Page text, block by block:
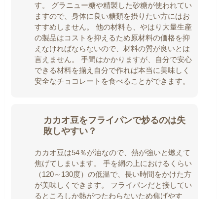
す。
グラニュー糖や精製した砂糖が使われてい
ますので、身体に良い糖類を摂りたい方にはお
すすめしません。
他の材料も、やはり大量生産
の製品はコストを抑えるため原材料の価格を抑
えなければならないので、材料の質が良いとは
言えません。
手間はかかりますが、自分で安心
できる材料を揃え自分で作れば本当に美味しく
安全なチョコレートを食べることができます。
カカオ豆をフライパンで炒るのは失
敗しやすい？
カカオ豆は54％が油なので、熱が強いと燃えて
焦げてしまいます。
手を網の上におけるくらい
（120～130度）の低温で、長い時間をかけた方
が美味しくできます。
フライパンだと接してい
るところしか熱がつたわらないため焦げやす